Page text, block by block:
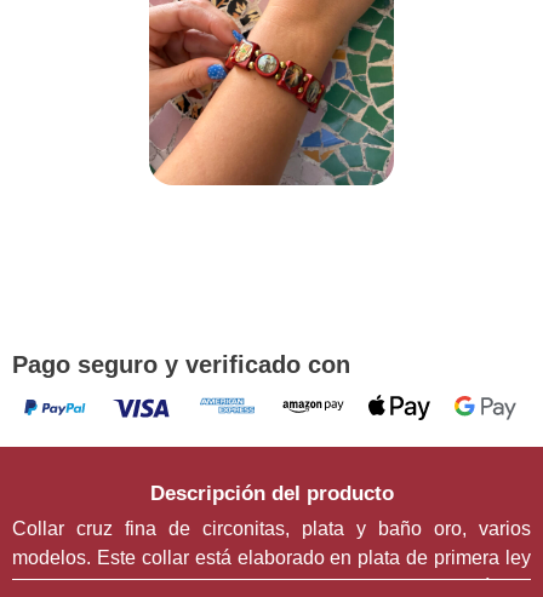
Pago seguro y verificado con
Descripción del producto
Collar cruz fina de circonitas, plata y baño oro, varios
modelos. Este collar está elaborado en plata de primera ley
925 y presenta un diseño discreto, elegante y de líneas